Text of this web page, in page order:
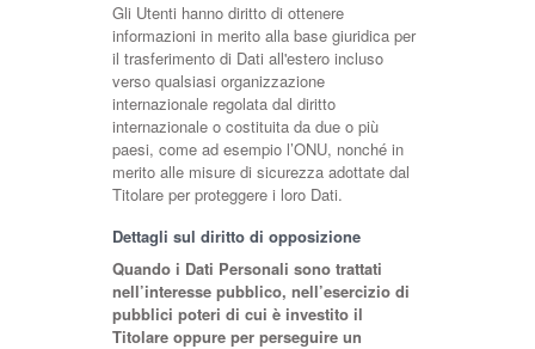
Gli Utenti hanno diritto di ottenere
informazioni in merito alla base giuridica per
il trasferimento di Dati all'estero incluso
verso qualsiasi organizzazione
internazionale regolata dal diritto
internazionale o costituita da due o più
paesi, come ad esempio l’ONU, nonché in
merito alle misure di sicurezza adottate dal
Titolare per proteggere i loro Dati.
Dettagli sul diritto di opposizione
Quando i Dati Personali sono trattati
nell’interesse pubblico, nell’esercizio di
pubblici poteri di cui è investito il
Titolare oppure per perseguire un